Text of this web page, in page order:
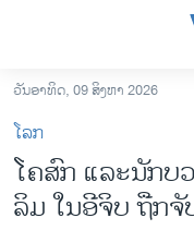
ເຂົ້າ
ຫາ
ຂ້າມ
ຂ້າມ
ຂ້າມ
ລາວ
ອາເມຣິກາ
ວັນອາທິດ, 09 ສິງຫາ 2026
ໂລກ
ໂຄສົກ ແລະນັກບ
ລິມ ໃນອີຈິບ ຖືກຈັ